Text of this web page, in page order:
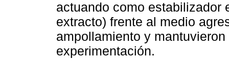
actuando como estabilizador
extracto) frente al medio
ampollamiento y
experimentación.